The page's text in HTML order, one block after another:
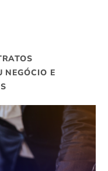
NEGÓCIO E